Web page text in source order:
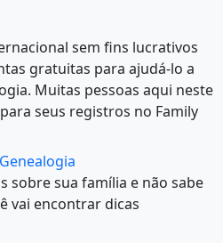
sem fins lucrativos
gratuitas para ajudá-lo a
Muitas pessoas aqui neste
seus registros no Family
sobre sua família e não sabe
vai encontrar dicas